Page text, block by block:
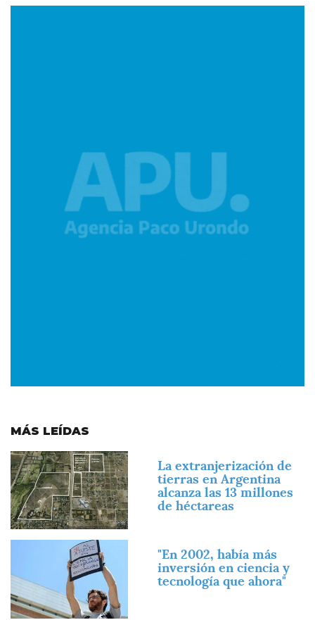
MÁS LEÍDAS
Imagen
La extranjerización de
tierras en Argentina
alcanza las 13 millones
de héctareas
"En 2002, había más
inversión en ciencia y
tecnología que ahora"